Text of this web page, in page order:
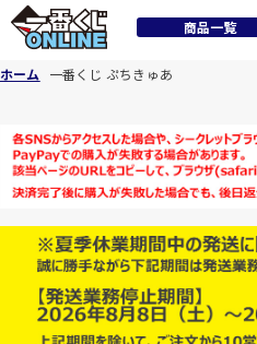
商品一覧
ホーム 一番くじ ぷちきゅあ